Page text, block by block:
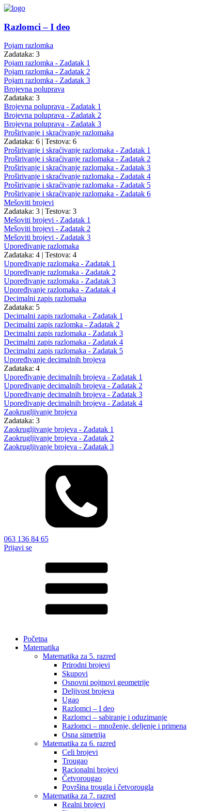
Razlomci – I deo
Pojam razlomka
Zadataka: 3
Pojam razlomka - Zadatak 1
Pojam razlomka - Zadatak 2
Pojam razlomka - Zadatak 3
Brojevna poluprava
Zadataka: 3
Brojevna poluprava - Zadatak 1
Brojevna poluprava - Zadatak 2
Brojevna poluprava - Zadatak 3
Proširivanje i skraćivanje razlomaka
Zadataka: 6 | Testova: 6
Proširivanje i skraćivanje razlomaka - Zadatak 1
Proširivanje i skraćivanje razlomaka - Zadatak 2
Proširivanje i skraćivanje razlomaka - Zadatak 3
Proširivanje i skraćivanje razlomaka - Zadatak 4
Proširivanje i skraćivanje razlomaka - Zadatak 5
Proširivanje i skraćivanje razlomaka - Zadatak 6
Mešoviti brojevi
Zadataka: 3 | Testova: 3
Mešoviti brojevi - Zadatak 1
Mešoviti brojevi - Zadatak 2
Mešoviti brojevi - Zadatak 3
Upoređivanje razlomaka
Zadataka: 4 | Testova: 4
Upoređivanje razlomaka - Zadatak 1
Upoređivanje razlomaka - Zadatak 2
Upoređivanje razlomaka - Zadatak 3
Upoređivanje razlomaka - Zadatak 4
Decimalni zapis razlomaka
Zadataka: 5
Decimalni zapis razlomaka - Zadatak 1
Decimalni zapis razlomka - Zadatak 2
Decimalni zapis razlomaka - Zadatak 3
Decimalni zapis razlomaka - Zadatak 4
Decimalni zapis razlomaka - Zadatak 5
Upoređivanje decimalnih brojeva
Zadataka: 4
Upoređivanje decimalnih brojeva - Zadatak 1
Upoređivanje decimalnih brojeva - Zadatak 2
Upoređivanje decimalnih brojeva - Zadatak 3
Upoređivanje decimalnih brojeva - Zadatak 4
Zaokrugljivanje brojeva
Zadataka: 3
Zaokrugljivanje brojeva - Zadatak 1
Zaokrugljivanje brojeva - Zadatak 2
Zaokrugljivanje brojeva - Zadatak 3
063 136 84 65
Prijavi se
Početna
Matematika
Matematika za 5. razred
Prirodni brojevi
Skupovi
Osnovni pojmovi geometrije
Deljivost brojeva
Ugao
Razlomci – I deo
Razlomci – sabiranje i oduzimanje
Razlomci – množenje, deljenje i primena
Osna simetrija
Matematika za 6. razred
Celi brojevi
Trougao
Racionalni brojevi
Četvorougao
Površina trougla i četvorougla
Matematika za 7. razred
Realni brojevi